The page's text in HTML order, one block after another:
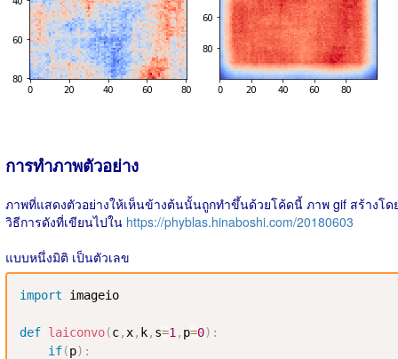
การทำภาพตัวอย่าง
ภาพที่แสดงตัวอย่างให้เห็นข้างต้นนั้นถูกทำขึ้นด้วยโค้ดนี้ ภาพ gif สร้างโด
วิธีการดังที่เขียนไปใน https://phyblas.hinaboshi.com/20180603
แบบหนึ่งมิติ เป็นตัวเลข
import imageio
def laiconvo(c, x, k, s=1 , p=0) :
if(p) :